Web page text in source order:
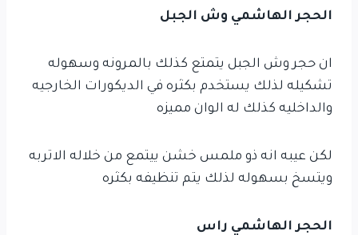
الحجر الهاشمي وش الجبل
ان حجر وش الجبل يتمتع كذلك بالمرونه وسهوله
تشكيله لذلك يستخدم بكثره في الديكورات الخارجيه
والداخليه كذلك له الوان مميزه
لكن عيبه انه ذو ملمس خشن ييتمع من خلاله الاتربه
ويتسخ بسهوله لذلك يتم تنظيفه بكثره
الحجر الهاشمي راس